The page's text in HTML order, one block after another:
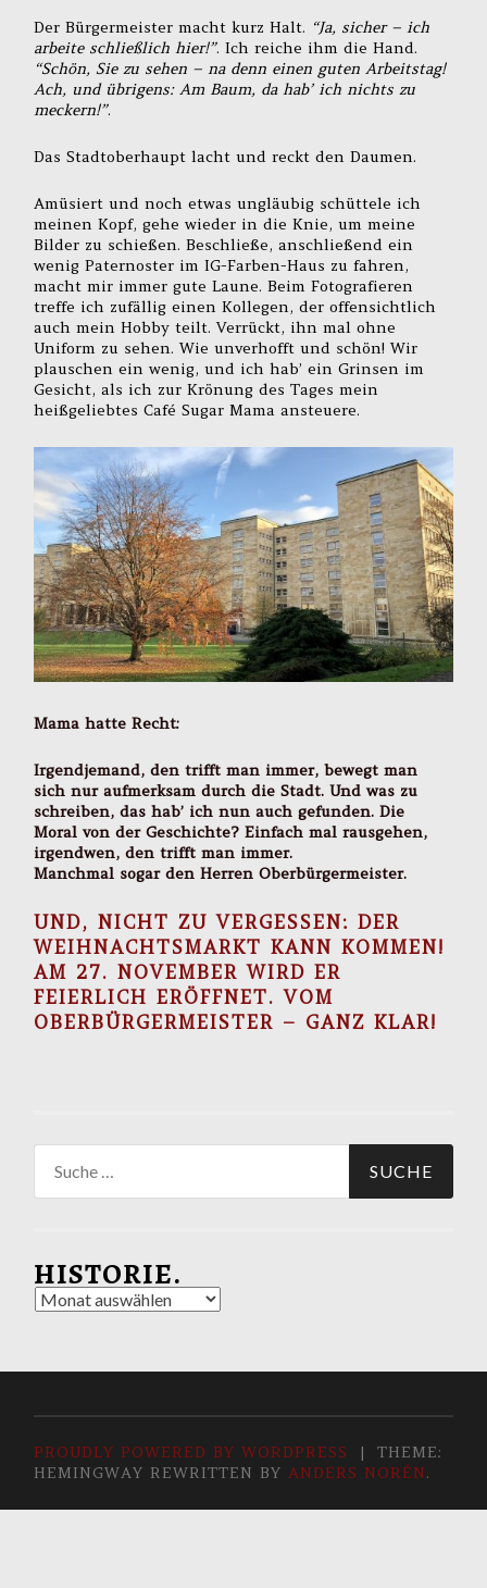
Der Bürgermeister macht kurz Halt. “Ja, sicher – ich
arbeite schließlich hier!”. Ich reiche ihm die Hand.
“Schön, Sie zu sehen – na denn einen guten Arbeitstag!
Ach, und übrigens: Am Baum, da hab’ ich nichts zu
meckern!”.
Das Stadtoberhaupt lacht und reckt den Daumen.
Amüsiert und noch etwas ungläubig schüttele ich
meinen Kopf, gehe wieder in die Knie, um meine
Bilder zu schießen. Beschließe, anschließend ein
wenig Paternoster im IG-Farben-Haus zu fahren,
macht mir immer gute Laune. Beim Fotografieren
treffe ich zufällig einen Kollegen, der offensichtlich
auch mein Hobby teilt. Verrückt, ihn mal ohne
Uniform zu sehen. Wie unverhofft und schön! Wir
plauschen ein wenig, und ich hab’ ein Grinsen im
Gesicht, als ich zur Krönung des Tages mein
heißgeliebtes Café Sugar Mama ansteuere.
Mama hatte Recht:
Irgendjemand, den trifft man immer, bewegt man
sich nur aufmerksam durch die Stadt. Und was zu
schreiben, das hab’ ich nun auch gefunden. Die
Moral von der Geschichte? Einfach mal rausgehen,
irgendwen, den trifft man immer.
Manchmal sogar den Herren Oberbürgermeister.
UND, NICHT ZU VERGESSEN: DER
WEIHNACHTSMARKT KANN KOMMEN!
AM 27. NOVEMBER WIRD ER
FEIERLICH ERÖFFNET. VOM
OBERBÜRGERMEISTER – GANZ KLAR!
nach:
HISTORIE.
Historie.
PROUDLY POWERED BY WORDPRESS |
THEME:
HEMINGWAY REWRITTEN BYANDERS NORÉN.